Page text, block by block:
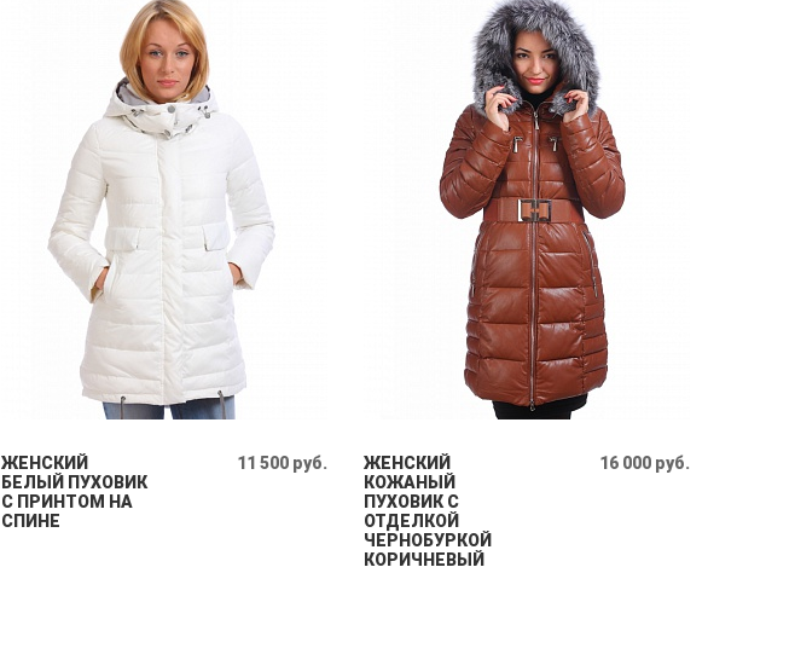
ЖЕНСКИЙ
БЕЛЫЙ ПУХОВИК
С ПРИНТОМ НА
СПИНЕ
11 500 руб.
ЖЕНСКИЙ
КОЖАНЫЙ
ПУХОВИК С
ОТДЕЛКОЙ
ЧЕРНОБУРКОЙ
КОРИЧНЕВЫЙ
16 000 руб.